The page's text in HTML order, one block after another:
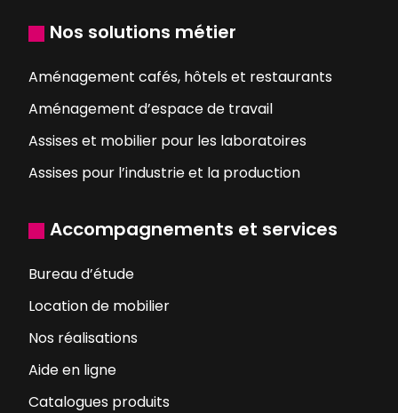
Nos solutions métier
Aménagement cafés, hôtels et restaurants
Aménagement d’espace de travail
Assises et mobilier pour les laboratoires
Assises pour l’industrie et la production
Accompagnements et services
Bureau d’étude
Location de mobilier
Nos réalisations
Aide en ligne
Catalogues produits